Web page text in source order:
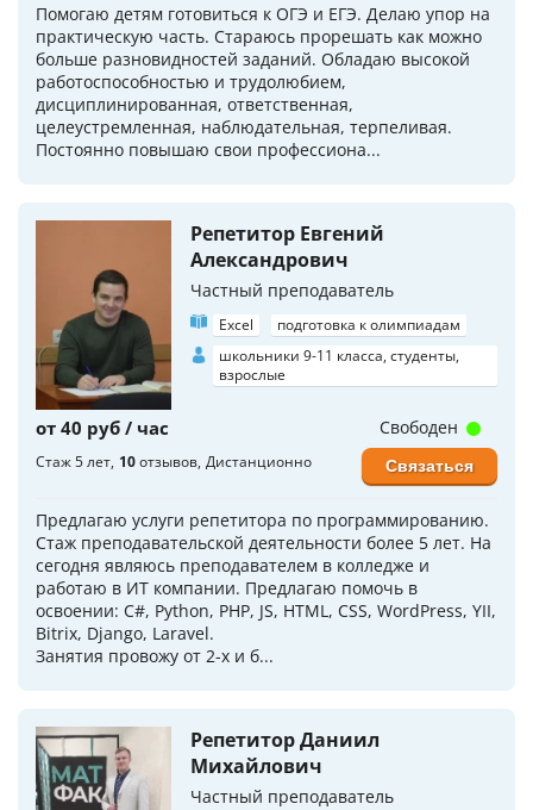
Помогаю детям готовиться к ОГЭ и ЕГЭ. Делаю упор на
практическую часть. Стараюсь прорешать как можно
больше разновидностей заданий. Обладаю высокой
работоспособностью и трудолюбием,
дисциплинированная, ответственная,
целеустремленная, наблюдательная, терпеливая.
Постоянно повышаю свои профессиона...
Репетитор Евгений
Александрович
Частный преподаватель
Excel
подготовка к олимпиадам
школьники 9-11 класса, студенты,
взрослые
от 40 руб / час
Стаж 5 лет 10отзывов Дистанционно
Предлагаю услуги репетитора по программированию.
Стаж преподавательской деятельности более 5 лет. На
сегодня являюсь преподавателем в колледже и
работаю в ИТ компании. Предлагаю помочь в
освоении: C#, Python, PHP, JS, HTML, CSS, WordPress, YII,
Bitrix, Django, Laravel.
Занятия провожу от 2-х и б...
Свободен
Связаться
Репетитор Даниил
Михайлович
Частный преподаватель